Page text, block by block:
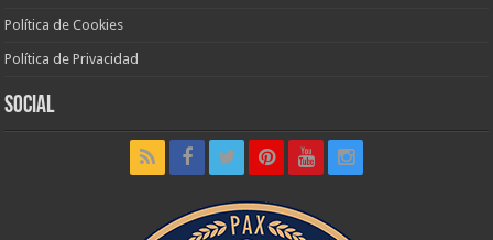
Política de Cookies
Política de Privacidad
Social